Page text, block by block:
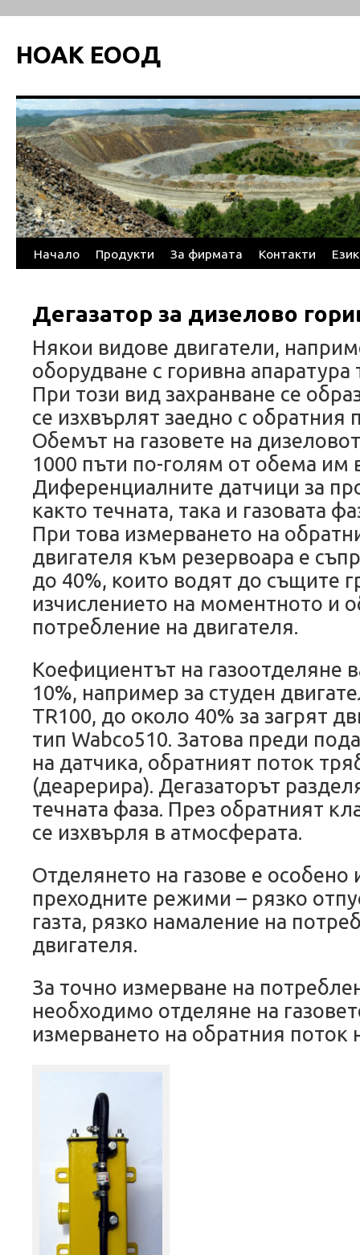
НОАК ЕООД
Към
Начало Продукти За фирмата Контакти
Дегазатор за дизелово
Някои видове двигатели,
оборудване с горивна
При този вид захранване се
се изхвърлят заедно с обратния
Обемът на газовете на
1000 пъти по-голям от обема им
Диференциалните датчици за
както течната, така и газовата
При това измерването на
двигателя към резервоара е
до 40%, които водят до същите
изчислението на моментното и
потребление на двигателя.
Коефициентът на газоотделяне
10%, например за студен
TR100, до около 40% за загрят
тип Wabco510. Затова преди
на датчика, обратният поток
(деарерира). Дегазаторът
течната фаза. През обратният
се изхвърля в атмосферата.
Отделянето на газове е особено
преходните режими – рязко
газта, рязко намаление на
двигателя.
За точно измерване на
необходимо отделяне на
измерването на обратния поток